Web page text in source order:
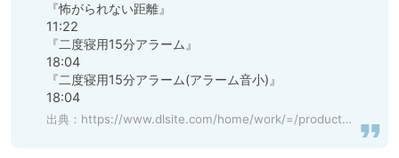
『怖がられない距離』
11:22
『二度寝用15分アラーム』
18:04
『二度寝用15分アラーム(アラーム音小)』
18:04
出典： https://www.dlsite.com/home/work/=/product_id/RJ01144225.html